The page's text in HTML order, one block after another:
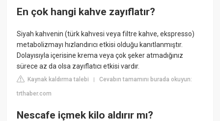
En çok hangi kahve zayıflatır?
Siyah kahvenin (türk kahvesi veya filtre kahve, ekspresso)
metabolizmayı hızlandırıcı etkisi olduğu kanıtlanmıştır.
Dolayısıyla içerisine krema veya çok şeker atmadığınız
sürece az da olsa zayıflatıcı etkisi vardır.
Kaynak kaldırma talebi |Cevabın tamamını burada okuyun:
trthaber.com
Nescafe içmek kilo aldırır mı?